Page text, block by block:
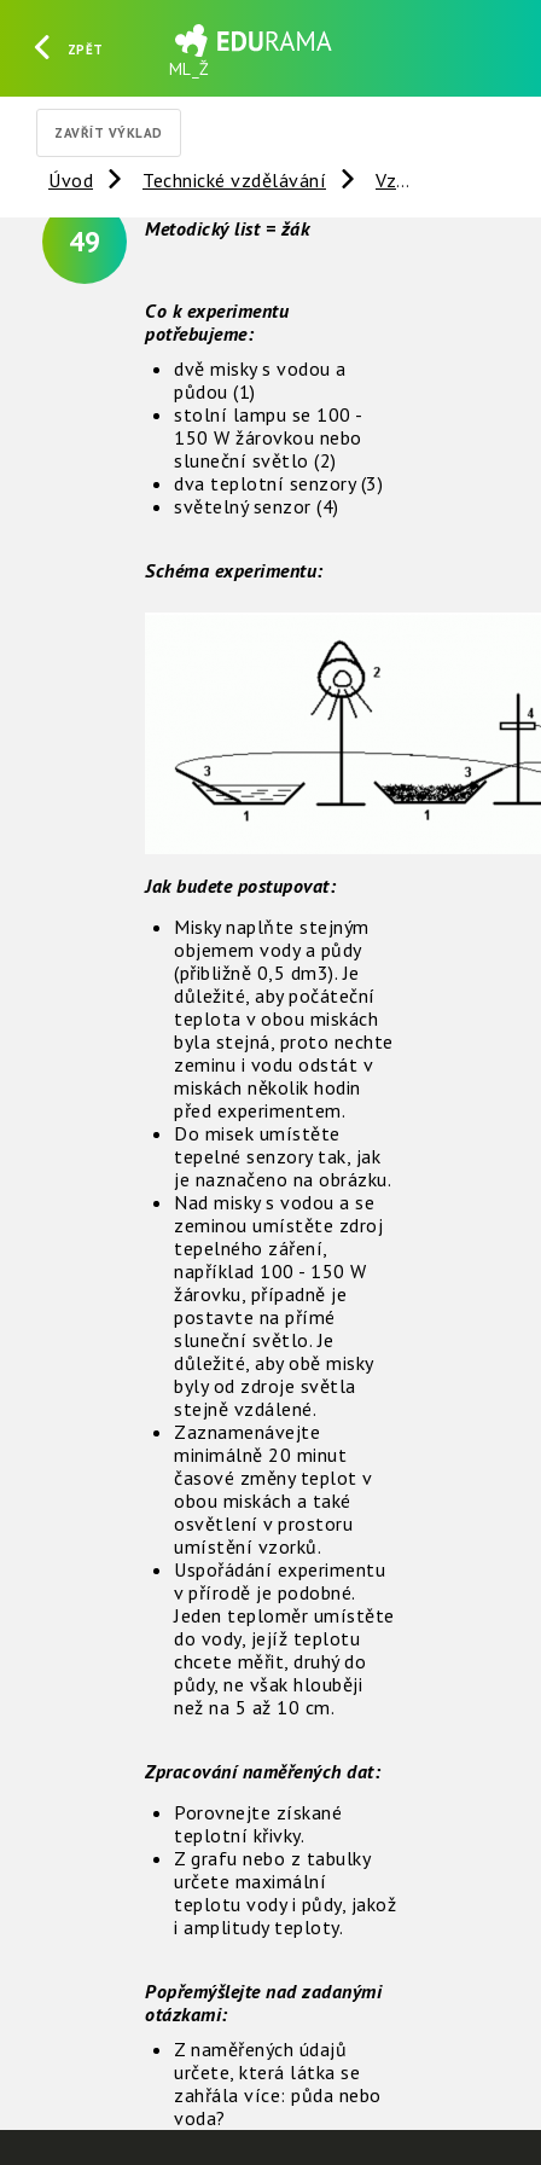
ZPĚT
ML_Ž
ZAVŘÍT VÝKLAD
Úvod Technické vzdělávání Vzdálené experimenty
49 Metodický list = žák
Co k experimentu
potřebujeme:
dvě misky s vodou a
půdou (1)
stolní lampu se 100 -
150 W žárovkou nebo
sluneční světlo (2)
dva teplotní senzory (3)
světelný senzor (4)
Schéma experimentu:
Jak budete postupovat:
Misky naplňte stejným
objemem vody a půdy
(přibližně 0,5 dm3). Je
důležité, aby počáteční
teplota v obou miskách
byla stejná, proto nechte
zeminu i vodu odstát v
miskách několik hodin
před experimentem.
Do misek umístěte
tepelné senzory tak, jak
je naznačeno na obrázku.
Nad misky s vodou a se
zeminou umístěte zdroj
tepelného záření,
například 100 - 150 W
žárovku, případně je
postavte na přímé
sluneční světlo. Je
důležité, aby obě misky
byly od zdroje světla
stejně vzdálené.
Zaznamenávejte
minimálně 20 minut
časové změny teplot v
obou miskách a také
osvětlení v prostoru
umístění vzorků.
Uspořádání experimentu
v přírodě je podobné.
Jeden teploměr umístěte
do vody, jejíž teplotu
chcete měřit, druhý do
půdy, ne však hlouběji
než na 5 až 10 cm.
Zpracování naměřených dat:
Porovnejte získané
teplotní křivky.
Z grafu nebo z tabulky
určete maximální
teplotu vody i půdy, jakož
i amplitudy teploty.
Popřemýšlejte nad zadanými
otázkami:
Z naměřených údajů
určete, která látka se
zahřála více: půda nebo
voda?